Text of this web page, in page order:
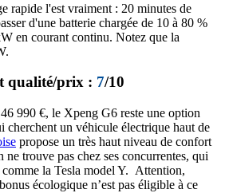
rapide l'est vraiment : 20 minutes de
d'une batterie chargée de 10 à 80 %
en courant continu. Notez que la
qualité/prix : 7/10
990 €, le Xpeng G6 reste une option
cherchent un véhicule électrique haut de
propose un très haut niveau de confort
ne trouve pas chez ses concurrentes, qui
comme la Tesla model Y. Attention,
écologique n’est pas éligible à ce